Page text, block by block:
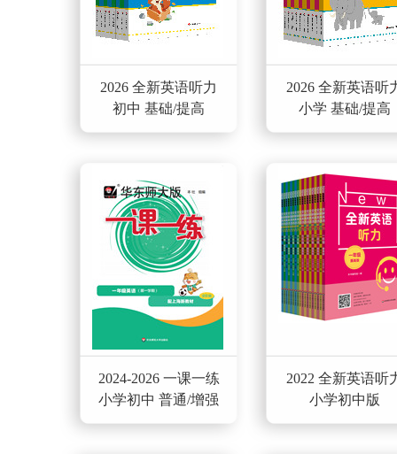
2026 全新英语听力
初中 基础/提高
2026 全新英语听
小学 基础/提高
2024-2026 一课一练
小学初中 普通/增强
2022 全新英语听
小学初中版